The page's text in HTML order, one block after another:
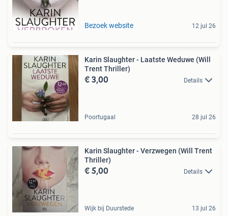
Bezoek website 12 jul 26
Karin Slaughter - Laatste Weduwe (Will
Trent Thriller)
€ 3,00 Details
Poortugaal 28 jul 26
Karin Slaughter - Verzwegen (Will Trent
Thriller)
€ 5,00 Details
Wijk bij Duurstede 13 jul 26